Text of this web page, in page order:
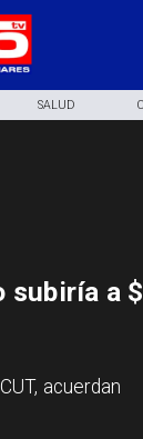
SALUD
subiría a
acuerdan